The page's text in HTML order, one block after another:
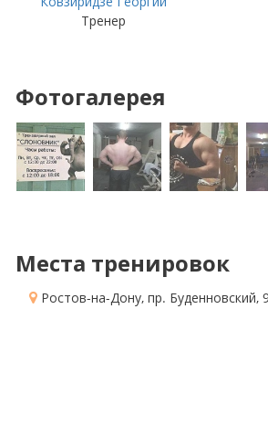
Тренер
Фотогалерея
Места тренировок
Ростов-на-Дону, пр. Буденновский,